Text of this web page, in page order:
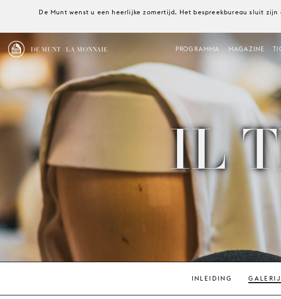
De Munt wenst u een heerlijke zomertijd. Het bespreekbureau sluit
DE MUNT / LA MONNAIE PROGRAMMA MAGAZINE
IL
INLEIDING GALERIJ